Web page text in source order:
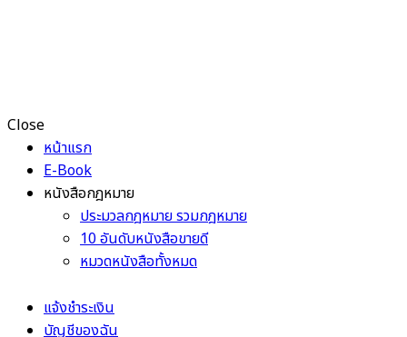
Close
หน้าแรก
E-Book
หนังสือกฎหมาย
ประมวลกฎหมาย รวมกฎหมาย
10 อันดับหนังสือขายดี
หมวดหนังสือทั้งหมด
แจ้งชำระเงิน
บัญชีของฉัน